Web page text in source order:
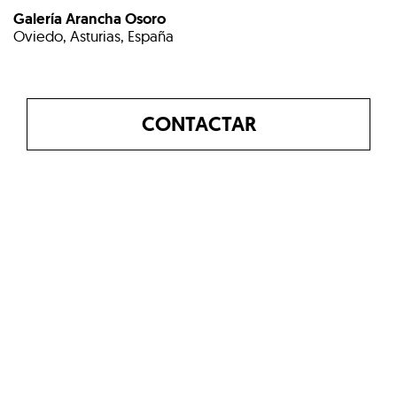
Galería Arancha Osoro
Oviedo, Asturias, España
CONTACTAR